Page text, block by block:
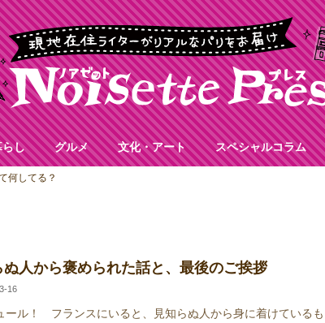
らし グルメ 文化・アート スペシャルコラム
何してる？
ぬ人から褒められた話と、最後のご挨拶
16
ール！ フランスにいると、見知らぬ人から身に着けているも